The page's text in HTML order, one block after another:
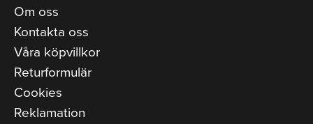
Om oss
Kontakta oss
Våra köpvillkor
Returformulär
Cookies
Reklamation